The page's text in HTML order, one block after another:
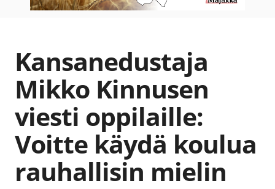
Kansanedustaja
Mikko Kinnusen
viesti oppilaille:
Voitte käydä koulua
rauhallisin mielin